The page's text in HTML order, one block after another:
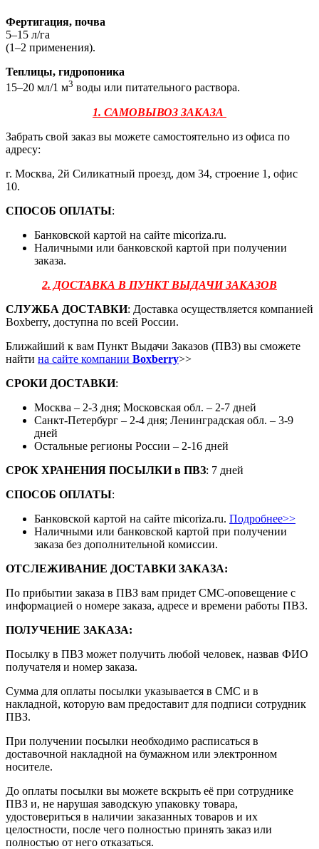
Фертигация, почва
5‒15 л/га
(1‒2 применения).
Теплицы, гидропоника
15‒20 мл/1 м3 воды или питательного раствора.
1. САМОВЫВОЗ ЗАКАЗА
Забрать свой заказ вы можете самостоятельно из офиса по
адресу:
г. Москва, 2й Силикатный проезд, дом 34, строение 1, офис
10.
СПОСОБ ОПЛАТЫ:
Банковской картой на сайте micoriza.ru.
Наличными или банковской картой при получении
заказа.
2. ДОСТАВКА В ПУНКТ ВЫДАЧИ ЗАКАЗОВ
СЛУЖБА ДОСТАВКИ: Доставка осуществляется компанией
Boxberry, доступна по всей России.
Ближайший к вам Пункт Выдачи Заказов (ПВЗ) вы сможете
найти на сайте компании Boxberry>>
СРОКИ ДОСТАВКИ:
Москва – 2-3 дня; Московская обл. – 2-7 дней
Санкт-Петербург – 2-4 дня; Ленинградская обл. – 3-9
дней
Остальные регионы России – 2-16 дней
СРОК ХРАНЕНИЯ ПОСЫЛКИ в ПВЗ: 7 дней
СПОСОБ ОПЛАТЫ:
Банковской картой на сайте micoriza.ru. Подробнее>>
Наличными или банковской картой при получении
заказа без дополнительной комиссии.
ОТСЛЕЖИВАНИЕ ДОСТАВКИ ЗАКАЗА:
По прибытии заказа в ПВЗ вам придет СМС-оповещение с
информацией о номере заказа, адресе и времени работы ПВЗ.
ПОЛУЧЕНИЕ ЗАКАЗА:
Посылку в ПВЗ может получить любой человек, назвав ФИО
получателя и номер заказа.
Сумма для оплаты посылки указывается в СМС и в
накладной, которую вам предоставит для подписи сотрудник
ПВЗ.
При получении посылки необходимо расписаться в
доставочной накладной на бумажном или электронном
носителе.
До оплаты посылки вы можете вскрыть её при сотруднике
ПВЗ и, не нарушая заводскую упаковку товара,
удостовериться в наличии заказанных товаров и их
целостности, после чего полностью принять заказ или
полностью от него отказаться.